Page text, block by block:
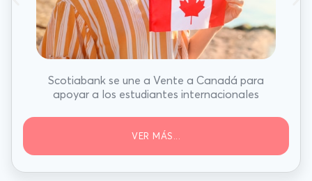
Scotiabank se une a Vente a Canadá para
apoyar a los estudiantes internacionales
VER MÁS...